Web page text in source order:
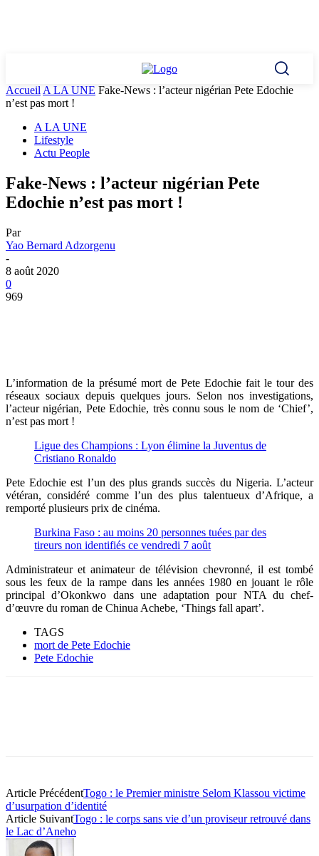
Accueil A LA UNE Fake-News : l’acteur nigérian Pete Edochie
n’est pas mort !
A LA UNE
Lifestyle
Actu People
Fake-News : l’acteur nigérian Pete
Edochie n’est pas mort !
Par
Yao Bernard Adzorgenu
-
8 août 2020
0
969
L’information de la présumé mort de Pete Edochie fait le tour des
réseaux sociaux depuis quelques jours. Selon nos investigations,
l’acteur nigérian, Pete Edochie, très connu sous le nom de ‘Chief’,
n’est pas mort !
Ligue des Champions : Lyon élimine la Juventus de
Cristiano Ronaldo
Pete Edochie est l’un des plus grands succès du Nigeria. L’acteur
vétéran, considéré comme l’un des plus talentueux d’Afrique, a
remporté plusieurs prix de cinéma.
Burkina Faso : au moins 20 personnes tuées par des
tireurs non identifiés ce vendredi 7 août
Administrateur et animateur de télévision chevronné, il est tombé
sous les feux de la rampe dans les années 1980 en jouant le rôle
principal d’Okonkwo dans une adaptation pour NTA du chef-
d’œuvre du roman de Chinua Achebe, ‘Things fall apart’.
TAGS
mort de Pete Edochie
Pete Edochie
Article PrécédentTogo : le Premier ministre Selom Klassou victime
d’usurpation d’identité
Article SuivantTogo : le corps sans vie d’un proviseur retrouvé dans
le Lac d’Aneho